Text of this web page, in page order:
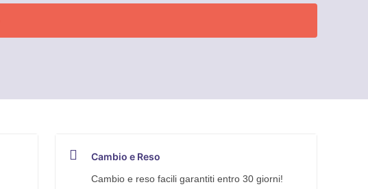
Cambio e Reso
Cambio e reso facili garantiti entro 30 giorni!